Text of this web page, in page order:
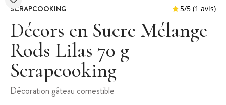
SCRAPCOOKING
Décors en Sucre Mélange
Rods Lilas 70 g
Scrapcooking
Décoration gâteau comestible